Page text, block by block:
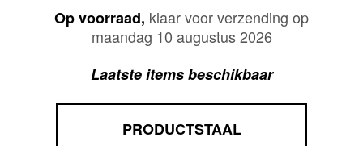
Op voorraad, klaar voor verzending op
maandag 10 augustus 2026
Laatste items beschikbaar
PRODUCTSTAAL